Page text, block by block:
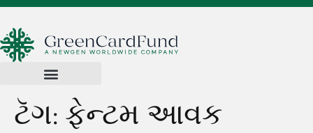
ટૅગ: ફેન્ટમ આવક